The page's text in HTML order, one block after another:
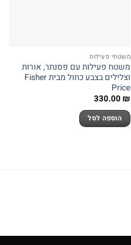
משטחי פעילות
משטח פעילות עם פסנתר, אורות
וצלילים בצבע כחול מבית Fisher
Price
330.00₪
הוספה לסל